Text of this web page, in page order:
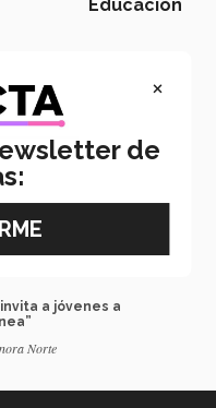
Educación
colaboró en proyectos
a jóvenes a
Norte
×
de